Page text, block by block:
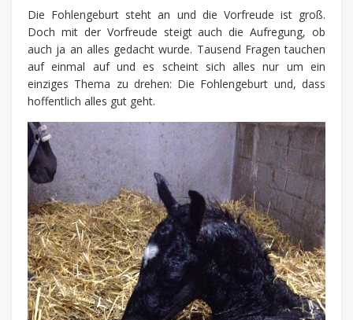
Die Fohlengeburt steht an und die Vorfreude ist groß.
Doch mit der Vorfreude steigt auch die Aufregung, ob
auch ja an alles gedacht wurde. Tausend Fragen tauchen
auf einmal auf und es scheint sich alles nur um ein
einziges Thema zu drehen: Die Fohlengeburt und, dass
hoffentlich alles gut geht.